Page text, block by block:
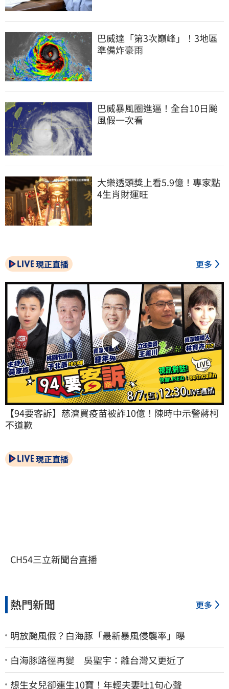
巴威達「第3次巔峰」！3地區
準備炸豪雨
巴威暴風圈進逼！全台10日颱
風假一次看
大樂透頭獎上看5.9億！專家點
4生肖財運旺
現正直播 更多
【94要客訴】慈濟買疫苗被詐10億！陳時中示警蔣柯
不道歉
現正直播
CH54三立新聞台直播
熱門新聞 更多
明放颱風假？白海豚「最新暴風侵襲率」曝
白海豚路徑再變 吳聖宇：離台灣又更近了
想生女兒卻連生10寶！年輕夫妻吐1句心聲